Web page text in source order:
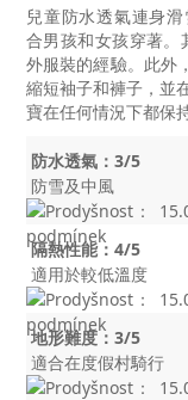
兒童防水透氣連身
合男孩和女孩穿著。
外服裝的經驗。此外
縮短袖子和褲子，並
寶在任何情況下都保
防水透氣：3/5
防雪及中風
隔熱性能：4/5
適用於較低溫度
地形難度：3/5
適合在度假村騎行